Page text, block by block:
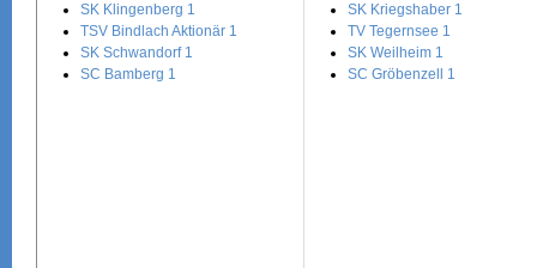
SK Klingenberg 1
TSV Bindlach Aktionär 1
SK Schwandorf 1
SC Bamberg 1
SK Kriegshaber 1
TV Tegernsee 1
SK Weilheim 1
SC Gröbenzell 1